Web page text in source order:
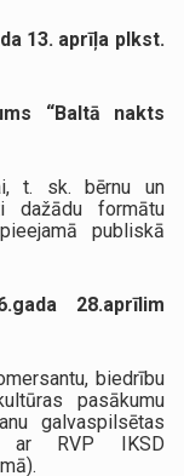
13. aprīļa plkst.
“Baltā nakts
t. sk. bērnu un
dažādu formātu
publiskā
28.aprīlim
biedrību
pasākumu
galvaspilsētas
ar RVP IKSD